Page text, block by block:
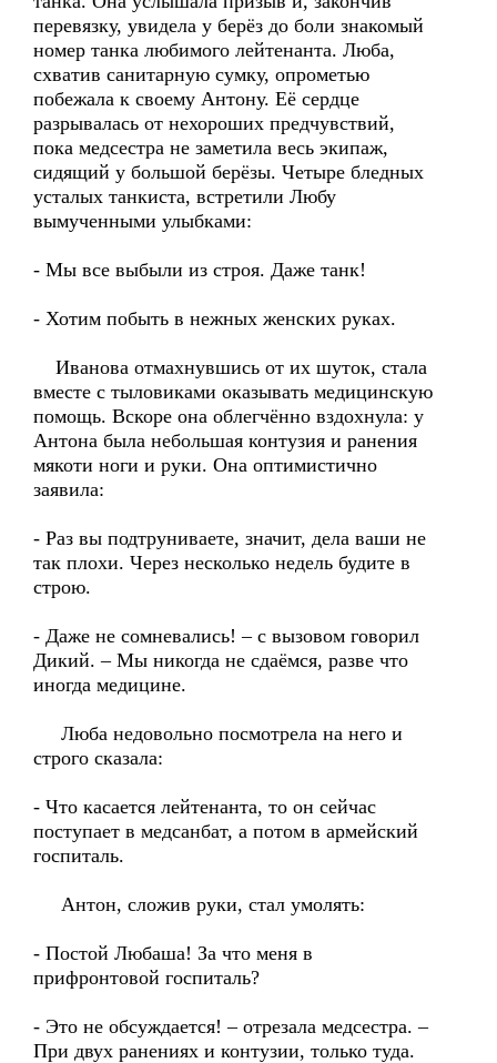
перевязку, увидела у берёз до боли знакомый
номер танка любимого лейтенанта. Люба,
схватив санитарную сумку, опрометью
побежала к своему Антону. Её сердце
разрывалась от нехороших предчувствий,
пока медсестра не заметила весь экипаж,
сидящий у большой берёзы. Четыре бледных
усталых танкиста, встретили Любу
вымученными улыбками:
- Мы все выбыли из строя. Даже танк!
- Хотим побыть в нежных женских руках.
Иванова отмахнувшись от их шуток, стала
вместе с тыловиками оказывать медицинскую
помощь. Вскоре она облегчённо вздохнула: у
Антона была небольшая контузия и ранения
мякоти ноги и руки. Она оптимистично
заявила:
- Раз вы подтруниваете, значит, дела ваши не
так плохи. Через несколько недель будите в
строю.
- Даже не сомневались! – с вызовом говорил
Дикий. – Мы никогда не сдаёмся, разве что
иногда медицине.
Люба недовольно посмотрела на него и
строго сказала:
- Что касается лейтенанта, то он сейчас
поступает в медсанбат, а потом в армейский
госпиталь.
Антон, сложив руки, стал умолять:
- Постой Любаша! За что меня в
прифронтовой госпиталь?
- Это не обсуждается! – отрезала медсестра. –
При двух ранениях и контузии, только туда.